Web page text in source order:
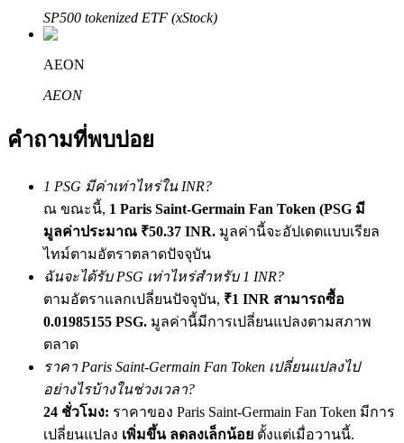
BTC Welcome Rewards
Deposit & Trade BTC to Share 25000 USDT prize pool!
Deposit CASHCAT & Win
Share 500000 CASHCAT prize pool
Exclusive for BitMart Users
SP500 tokenized ETF (xStock)
AEON
AEON
คำถามที่พบบ่อย
1 PSG มีค่าเท่าไหร่ใน INR?
ณ ขณะนี้, 1 Paris Saint-Germain Fan Token (PSG มี
มูลค่าประมาณ ₹50.37 INR. มูลค่านี้จะอัปเดตแบบเรียล
ไทม์ตามอัตราตลาดปัจจุบัน
ฉันจะได้รับ PSG เท่าไหร่สำหรับ 1 INR?
ตามอัตราแลกเปลี่ยนปัจจุบัน, ₹1 INR สามารถซื้อ
0.01985155 PSG. มูลค่านี้มีการเปลี่ยนแปลงตามสภาพ
ตลาด
ราคา Paris Saint-Germain Fan Token เปลี่ยนแปลงไป
อย่างไรบ้างในช่วงเวลา?
24 ชั่วโมง: ราคาของ Paris Saint-Germain Fan Token มีการ
เปลี่ยนแปลง เพิ่มขึ้น ลดลงเล็กน้อย ตั้งแต่เมื่อวานนี้.